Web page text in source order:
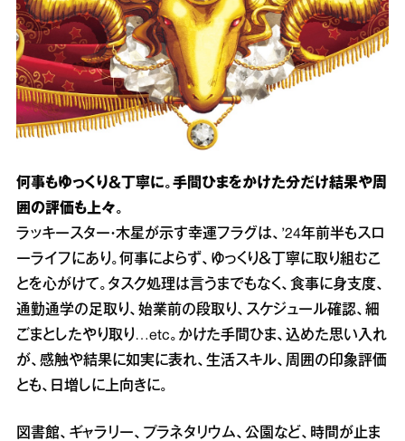
何事もゆっくり＆丁寧に。手間ひまをかけた分だけ結果や周
囲の評価も上々。
ラッキースター・木星が示す幸運フラグは、’24年前半もスロ
ーライフにあり。何事によらず、ゆっくり＆丁寧に取り組むこ
とを心がけて。タスク処理は言うまでもなく、食事に身支度、
通勤通学の足取り、始業前の段取り、スケジュール確認、細
ごまとしたやり取り…etc。かけた手間ひま、込めた思い入れ
が、感触や結果に如実に表れ、生活スキル、周囲の印象評価
とも、日増しに上向きに。
図書館、ギャラリー、プラネタリウム、公園など、時間が止ま